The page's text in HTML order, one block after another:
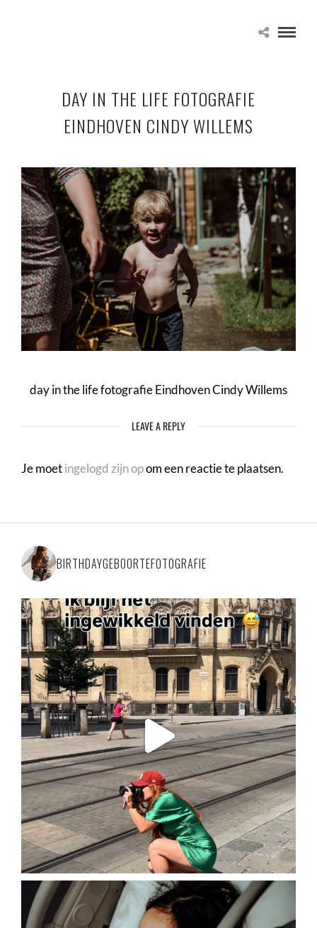
DAY IN THE LIFE FOTOGRAFIE
EINDHOVEN CINDY WILLEMS
day in the life fotografie Eindhoven Cindy Willems
LEAVE A REPLY
Je moetingelogd zijn opom een reactie te plaatsen.
BIRTHDAYGEBOORTEFOTOGRAFIE